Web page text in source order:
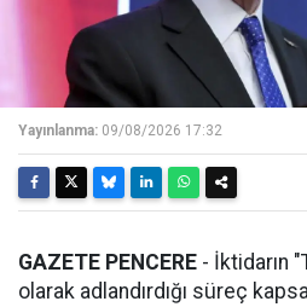
Yayınlanma: 09/08/2026 17:32
GAZETE PENCERE - İktidarın
olarak adlandırdığı süreç